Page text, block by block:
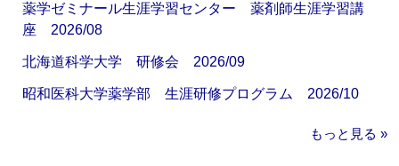
薬学ゼミナール生涯学習センター 薬剤師生涯学習講
座 2026/08
北海道科学大学 研修会 2026/09
昭和医科大学薬学部 生涯研修プログラム 2026/10
もっと見る »